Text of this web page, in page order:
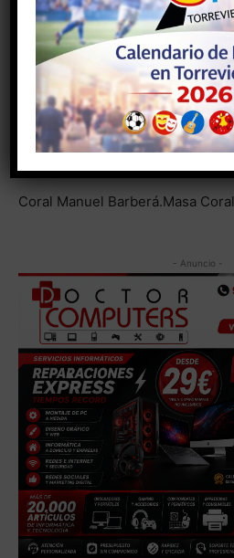
-El martes, 20 de julio, las Eras
GALA DE CORALES DE
participarán todas las corales
participación en el Certamen
Intervendrán:
Coro y Orquesta Maestro
Coral Manuel Barberá.Masa
- Anuncio -